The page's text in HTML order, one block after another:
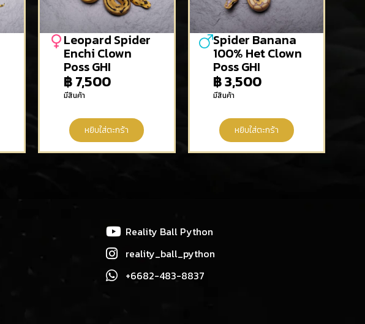
Leopard Spider
Enchi Clown
Poss GHI
฿7,500
มีสินค้า
หยิบใส่ตะกร้า
Spider Banana
100% Het Clown
Poss GHI
฿3,500
มีสินค้า
หยิบใส่ตะกร้า
Reality Ball Python
reality_ball_python
+6682-483-8837